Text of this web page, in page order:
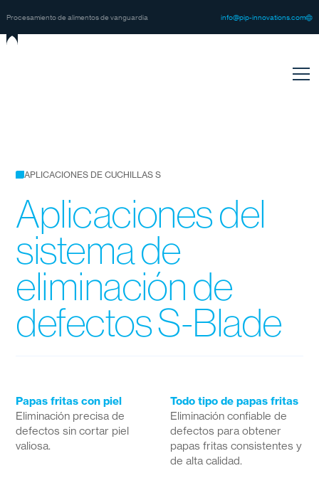
Procesamiento de alimentos de vanguardia info@pip-innovations.com
APLICACIONES DE CUCHILLAS S
Aplicaciones del
sistema de
eliminación de
defectos S-Blade
Papas fritas con piel
Eliminación precisa de
defectos sin cortar piel
valiosa.
Todo tipo de papas fritas
Eliminación confiable de
defectos para obtener
papas fritas consistentes y
de alta calidad.